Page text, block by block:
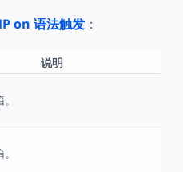
on 语法触发：
说明